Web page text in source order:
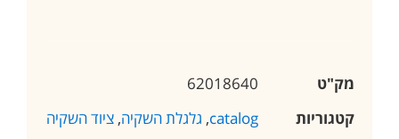
מק"ט
62018640
קטגוריות
catalog
, גלגלת השקיה, ציוד השקיה